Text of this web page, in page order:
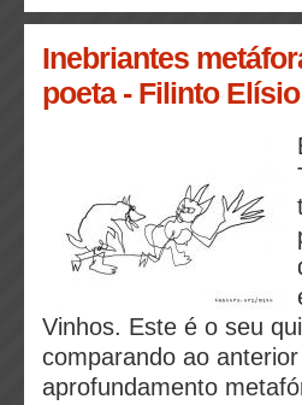
Inebriantes
poeta - Filinto
Vinhos. Este é o seu
comparando ao
aprofundamento